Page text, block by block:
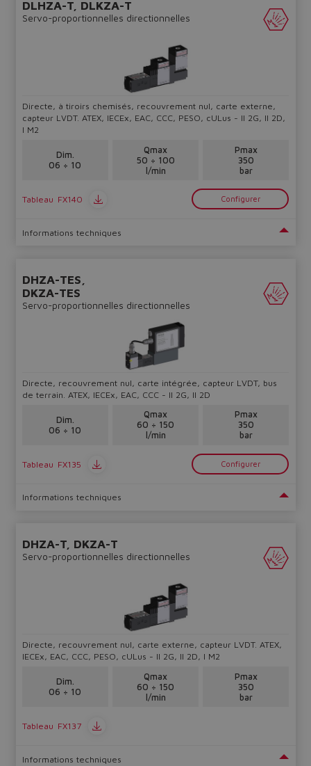
DLHZA-T, DLKZA-T
Servo-proportionnelles directionnelles
Directe, à tiroirs chemisés, recouvrement nul, carte externe,
capteur LVDT. ATEX, IECEx, EAC, CCC, PESO, cULus - II 2G, II 2D,
I M2
Dim.
06 ÷ 10
Qmax
50 ÷ 100
l/min
Pmax
350
bar
Tableau FX140 Configurer
Informations techniques
DHZA-TES,
DKZA-TES
Servo-proportionnelles directionnelles
Directe, recouvrement nul, carte intégrée, capteur LVDT, bus
de terrain. ATEX, IECEx, EAC, CCC - II 2G, II 2D
Dim.
06 ÷ 10
Qmax
60 ÷ 150
l/min
Pmax
350
bar
Tableau FX135 Configurer
Informations techniques
DHZA-T, DKZA-T
Servo-proportionnelles directionnelles
Directe, recouvrement nul, carte externe, capteur LVDT. ATEX,
IECEx, EAC, CCC, PESO, cULus - II 2G, II 2D, I M2
Dim.
06 ÷ 10
Qmax
60 ÷ 150
l/min
Pmax
350
bar
Tableau FX137
Informations techniques